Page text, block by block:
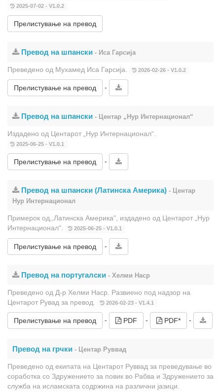
2025-07-02 - V1.0.2
Прелистување на превод
Превод на шпански - Иса Гарсија
Преведено од Мухамед Иса Гарсија. 2026-02-26 - V1.0.2
Прелистување на превод -
Превод на шпански - Центар „Нур Интернационал“
Издадено од Центарот „Нур Интернационал“.
2025-06-25 - V1.0.1
Прелистување на превод -
Превод на шпански (Латинска Америка) - Центар
Нур Интернационал
Примерок од,,Латинска Америка", издадено од Центарот „Нур
Интернационал“.
2025-06-25 - V1.0.1
Прелистување на превод -
Превод на португалски - Хелми Наср
Преведено од Д-р Хелми Наср. Развиено под надзор на
Центарот Рувад за превод.
2026-02-23 - V1.4.1
Прелистување на превод - PDF - PDF* -
Превод на грчки - Центар Руввад
Преведено од екипата на Центарот Руввад за преведување во
соработка со Здружението за повик во Рабва и Здружението за
служба на исламската содржина на различни јазици.